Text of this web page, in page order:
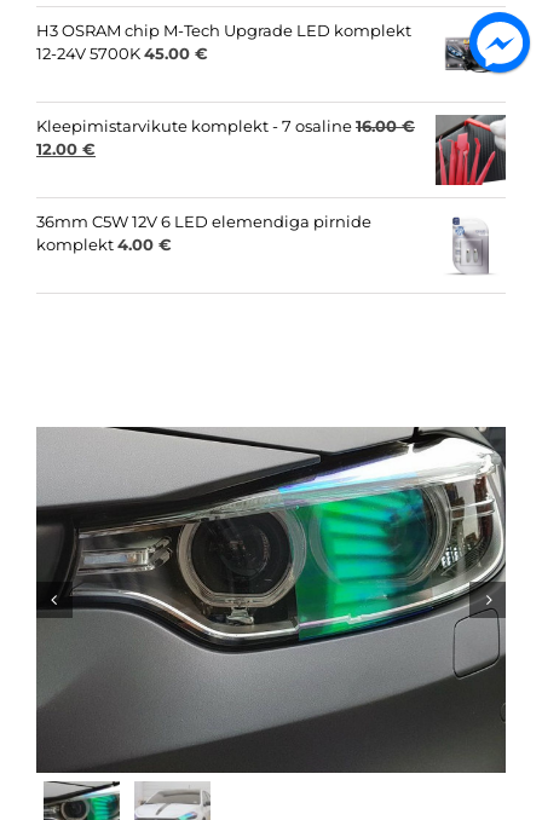
 
15.00 €.8.00 €.
H3 OSRAM chip M-Tech Upgrade LED komplekt
12-24V 5700K45.00 €
Kleepimistarvikute komplekt - 7 osaline16.00€
Original
was:
16.00 €.
12.00 €
is:
12.00 €.
36mm C5W 12V 6 LED elemendiga pirnide
komplekt4.00 €